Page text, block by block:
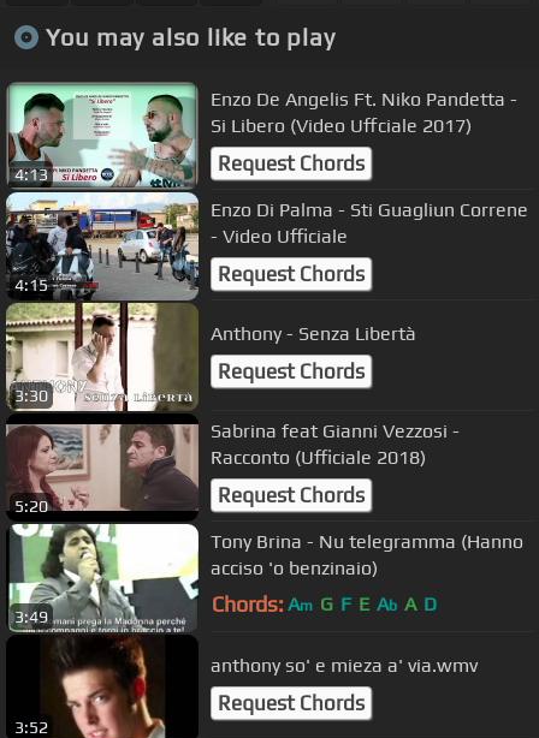
You may also like to play
4:13
Enzo De Angelis Ft. Niko Pandetta -
Si Libero (Video Uffciale 2017)
Request Chords
4:15
Enzo Di Palma - Sti Guagliun Correne
- Video Ufficiale
Request Chords
3:30
Anthony - Senza Libertà
Request Chords
5:20
Sabrina feat Gianni Vezzosi -
Racconto (Ufficiale 2018)
Request Chords
3:49
Tony Brina - Nu telegramma (Hanno
acciso 'o benzinaio)
Chords: Am G F E Ab A D
3:52
anthony so' e mieza a' via.wmv
Request Chords